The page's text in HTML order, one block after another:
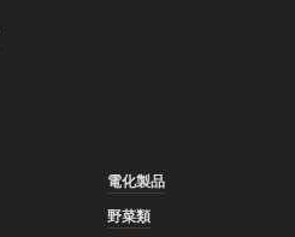
電化製品
野菜類